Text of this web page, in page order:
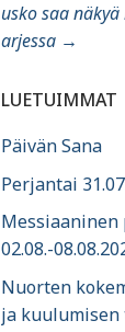
usko saa
arjessa →
LUETUIMMAT
Päivän Sana
Perjantai
Messiaaninen
02.08.-
Nuorten
ja